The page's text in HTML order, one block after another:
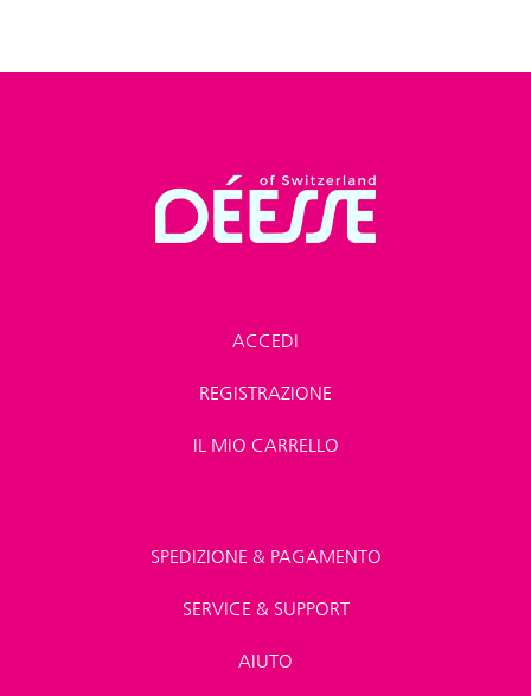
ACCEDI
REGISTRAZIONE
IL MIO CARRELLO
SPEDIZIONE & PAGAMENTO
SERVICE & SUPPORT
AIUTO